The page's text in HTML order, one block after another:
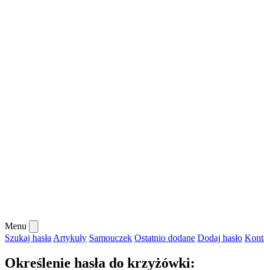
Menu
Szukaj hasła Artykuły Samouczek Ostatnio dodane Dodaj hasło
Określenie hasła do krzyżówki: